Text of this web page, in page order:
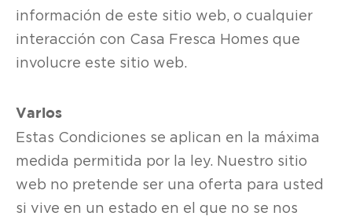
información de este sitio web, o cualquier
interacción con Casa Fresca Homes que
involucre este sitio web.
Varios
Estas Condiciones se aplican en la máxima
medida permitida por la ley. Nuestro sitio
web no pretende ser una oferta para usted
si vive en un estado en el que no se nos